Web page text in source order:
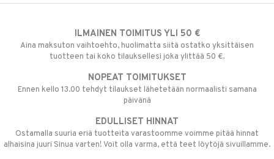
ILMAINEN TOIMITUS YLI 50 €
Aina maksuton vaihtoehto, huolimatta siitä ostatko yksittäisen
tuotteen tai koko tilauksellesi joka ylittää 50 €.
NOPEAT TOIMITUKSET
Ennen kello 13.00 tehdyt tilaukset lähetetään normaalisti samana
päivänä
EDULLISET HINNAT
Ostamalla suuria eriä tuotteita varastoomme voimme pitää hinnat
alhaisina juuri Sinua varten! Voit olla varma, että teet löytöjä sivuillamme.